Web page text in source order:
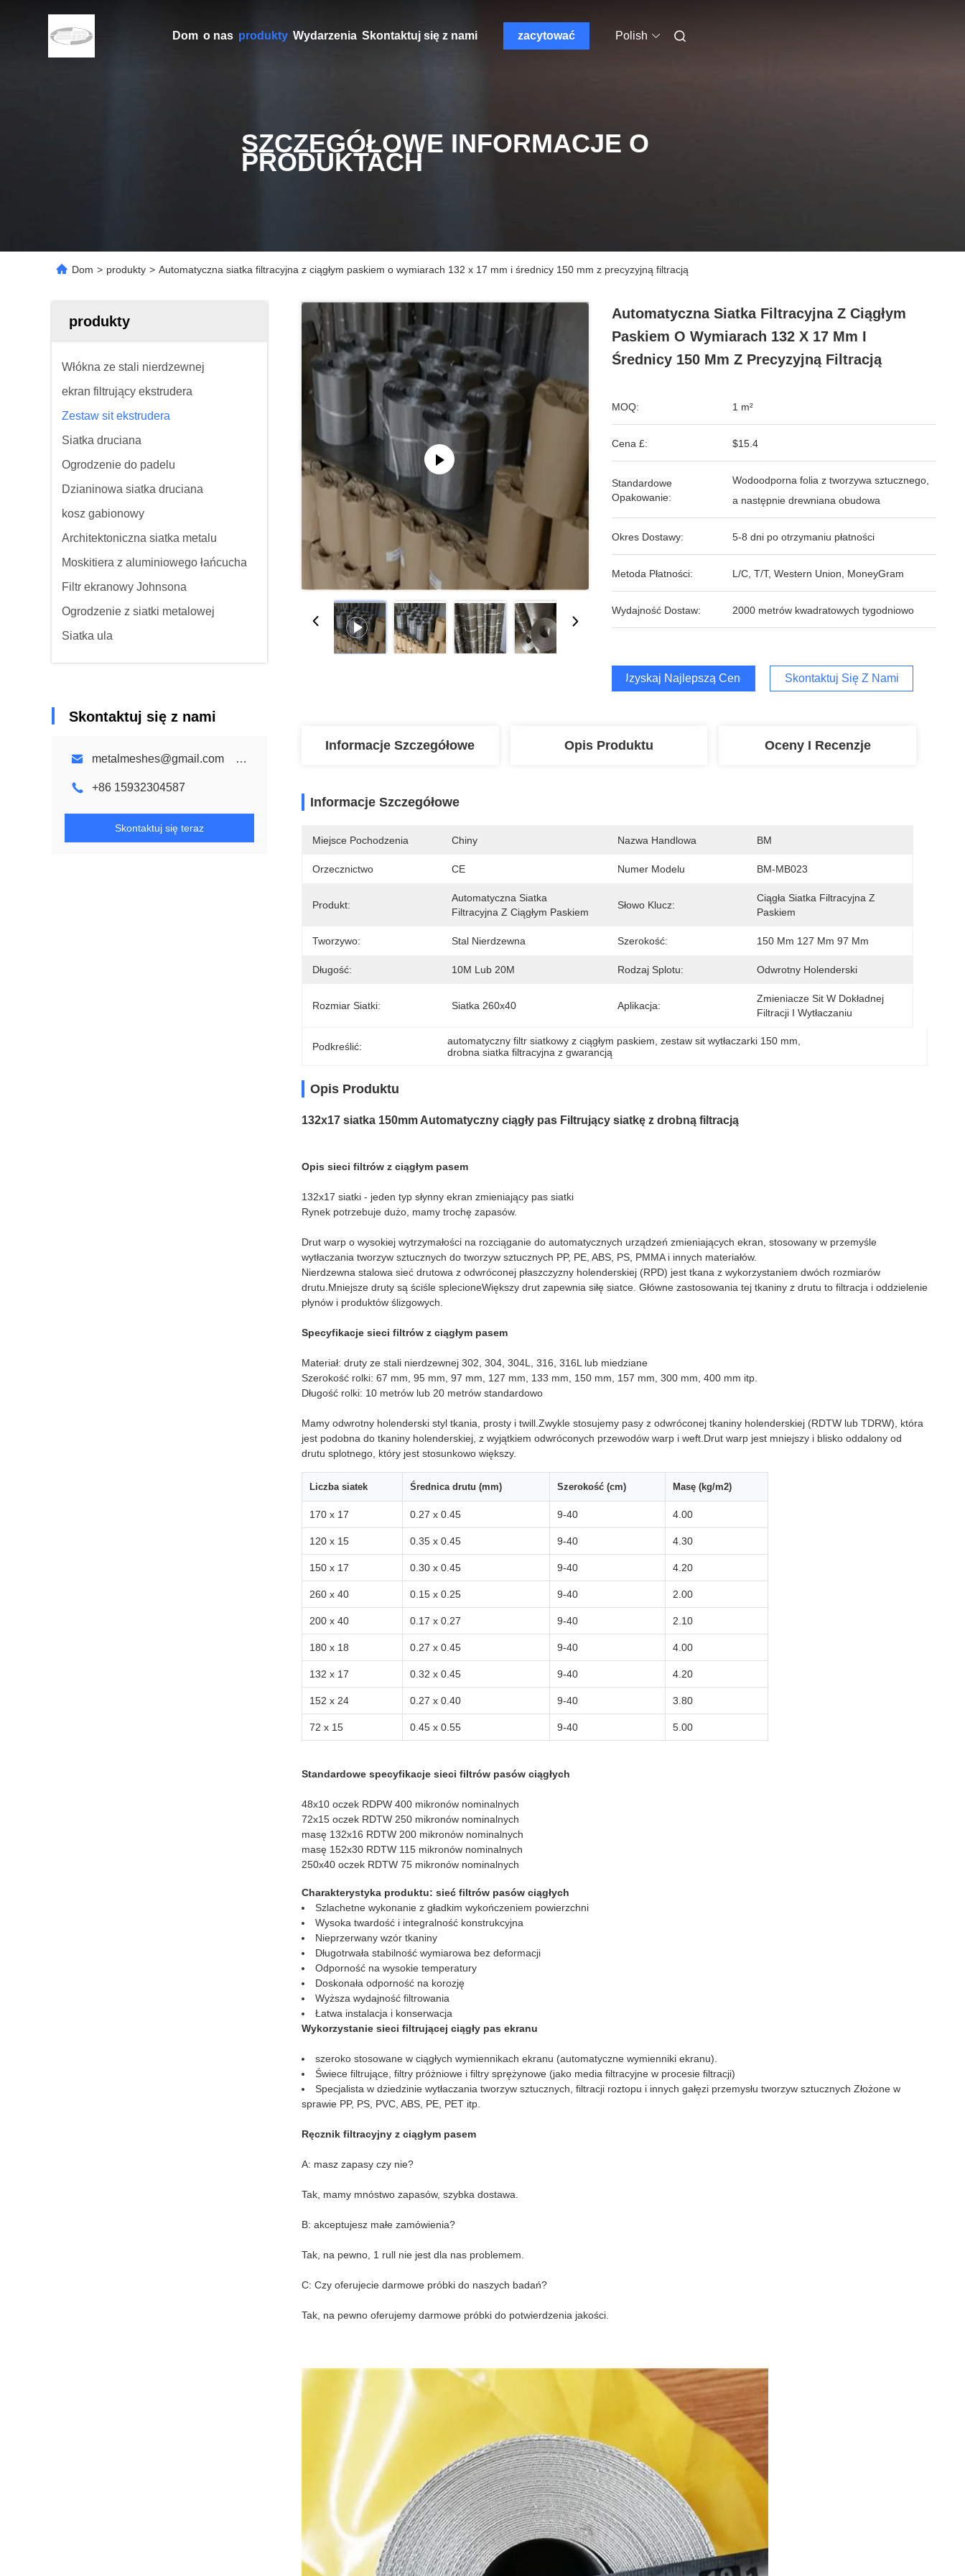
Dom o nas produkty Wydarzenia Skontaktuj się z nami zacytować Polish
SZCZEGÓŁOWE INFORMACJE O
PRODUKTACH
Dom > produkty > Automatyczna siatka filtracyjna z ciągłym paskiem o wymiarach 132 x 17 mm i średnicy 150 mm z precyzyjną filtracją
produkty
Włókna ze stali nierdzewnej
ekran filtrujący ekstrudera
Zestaw sit ekstrudera
Siatka druciana
Ogrodzenie do padelu
Dzianinowa siatka druciana
kosz gabionowy
Architektoniczna siatka metalu
Moskitiera z aluminiowego łańcucha
Filtr ekranowy Johnsona
Ogrodzenie z siatki metalowej
Siatka ula
Skontaktuj się z nami
metalmeshes@gmail.com karen@bmmetalmesh.com
+86 15932304587
Skontaktuj się teraz
Automatyczna Siatka Filtracyjna Z Ciągłym
Paskiem O Wymiarach 132 X 17 Mm I
Średnicy 150 Mm Z Precyzyjną Filtracją
MOQ: 1 m²
Cena £: $15.4
Standardowe
Opakowanie:
Wodoodporna folia z tworzywa sztucznego,
a następnie drewniana obudowa
Okres Dostawy: 5-8 dni po otrzymaniu płatności
Metoda Płatności: L/C, T/T, Western Union, MoneyGram
Wydajność Dostaw: 2000 metrów kwadratowych tygodniowo
Uzyskaj Najlepszą Cenę Skontaktuj Się Z Nami
Informacje Szczegółowe Opis Produktu Oceny I Recenzje
Informacje Szczegółowe
Miejsce Pochodzenia Chiny Nazwa Handlowa BM
Orzecznictwo CE Numer Modelu BM-MB023
Produkt:
Automatyczna Siatka
Filtracyjna Z Ciągłym Paskiem
Słowo Klucz:
Ciągła Siatka Filtracyjna Z
Paskiem
Tworzywo: Stal Nierdzewna Szerokość: 150 Mm 127 Mm 97 Mm
Długość: 10M Lub 20M Rodzaj Splotu: Odwrotny Holenderski
Rozmiar Siatki: Siatka 260x40 Aplikacja:
Zmieniacze Sit W Dokładnej
Filtracji I Wytłaczaniu
Podkreślić: automatyczny filtr siatkowy z ciągłym paskiem , zestaw sit wytłaczarki 150 mm
drobna siatka filtracyjna z gwarancją
Opis Produktu
132x17 siatka 150mm Automatyczny ciągły pas Filtrujący siatkę z drobną filtracją
Opis sieci filtrów z ciągłym pasem
132x17 siatki - jeden typ słynny ekran zmieniający pas siatki
Rynek potrzebuje dużo, mamy trochę zapasów.
Drut warp o wysokiej wytrzymałości na rozciąganie do automatycznych urządzeń zmieniających ekran, stosowany w przemyśle
wytłaczania tworzyw sztucznych do tworzyw sztucznych PP, PE, ABS, PS, PMMA i innych materiałów.
Nierdzewna stalowa sieć drutowa z odwróconej płaszczyzny holenderskiej (RPD) jest tkana z wykorzystaniem dwóch rozmiarów
drutu.Mniejsze druty są ściśle splecioneWiększy drut zapewnia siłę siatce. Główne zastosowania tej tkaniny z drutu to filtracja i oddzielenie
płynów i produktów ślizgowych.
Specyfikacje sieci filtrów z ciągłym pasem
Materiał: druty ze stali nierdzewnej 302, 304, 304L, 316, 316L lub miedziane
Szerokość rolki: 67 mm, 95 mm, 97 mm, 127 mm, 133 mm, 150 mm, 157 mm, 300 mm, 400 mm itp.
Długość rolki: 10 metrów lub 20 metrów standardowo
Mamy odwrotny holenderski styl tkania, prosty i twill.Zwykle stosujemy pasy z odwróconej tkaniny holenderskiej (RDTW lub TDRW), która
jest podobna do tkaniny holenderskiej, z wyjątkiem odwróconych przewodów warp i weft.Drut warp jest mniejszy i blisko oddalony od
drutu splotnego, który jest stosunkowo większy.
Liczba siatek Średnica drutu (mm) Szerokość (cm) Masę (kg/m2)
170 x 17 0.27 x 0.45 9-40 4.00
120 x 15 0.35 x 0.45 9-40 4.30
150 x 17 0.30 x 0.45 9-40 4.20
260 x 40 0.15 x 0.25 9-40 2.00
200 x 40 0.17 x 0.27 9-40 2.10
180 x 18 0.27 x 0.45 9-40 4.00
132 x 17 0.32 x 0.45 9-40 4.20
152 x 24 0.27 x 0.40 9-40 3.80
72 x 15 0.45 x 0.55 9-40 5.00
Standardowe specyfikacje sieci filtrów pasów ciągłych
48x10 oczek RDPW 400 mikronów nominalnych
72x15 oczek RDTW 250 mikronów nominalnych
masę 132x16 RDTW 200 mikronów nominalnych
masę 152x30 RDTW 115 mikronów nominalnych
250x40 oczek RDTW 75 mikronów nominalnych
Charakterystyka produktu: sieć filtrów pasów ciągłych
Szlachetne wykonanie z gładkim wykończeniem powierzchni
Wysoka twardość i integralność konstrukcyjna
Nieprzerwany wzór tkaniny
Długotrwała stabilność wymiarowa bez deformacji
Odporność na wysokie temperatury
Doskonała odporność na korozję
Wyższa wydajność filtrowania
Łatwa instalacja i konserwacja
Wykorzystanie sieci filtrującej ciągły pas ekranu
szeroko stosowane w ciągłych wymiennikach ekranu (automatyczne wymienniki ekranu).
Świece filtrujące, filtry próżniowe i filtry sprężynowe (jako media filtracyjne w procesie filtracji)
Specjalista w dziedzinie wytłaczania tworzyw sztucznych, filtracji roztopu i innych gałęzi przemysłu tworzyw sztucznych Złożone w
sprawie PP, PS, PVC, ABS, PE, PET itp.
Ręcznik filtracyjny z ciągłym pasem
A: masz zapasy czy nie?
Tak, mamy mnóstwo zapasów, szybka dostawa.
B: akceptujesz małe zamówienia?
Tak, na pewno, 1 rull nie jest dla nas problemem.
C: Czy oferujecie darmowe próbki do naszych badań?
Tak, na pewno oferujemy darmowe próbki do potwierdzenia jakości.